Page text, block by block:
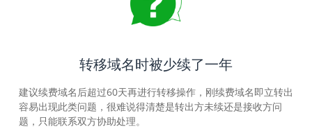
转移域名时被少续了一年
建议续费域名后超过60天再进行转移操作，刚续费域名即立转出
容易出现此类问题，很难说得清楚是转出方未续还是接收方问
题，只能联系双方协助处理。